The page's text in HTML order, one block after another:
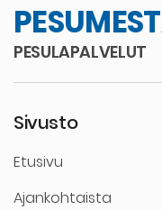
PESULAPALVELUT
Sivusto
Etusivu
Ajankohtaista